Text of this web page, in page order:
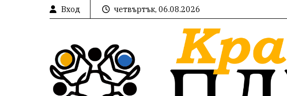
Вход четвъртък, 06.08.2026